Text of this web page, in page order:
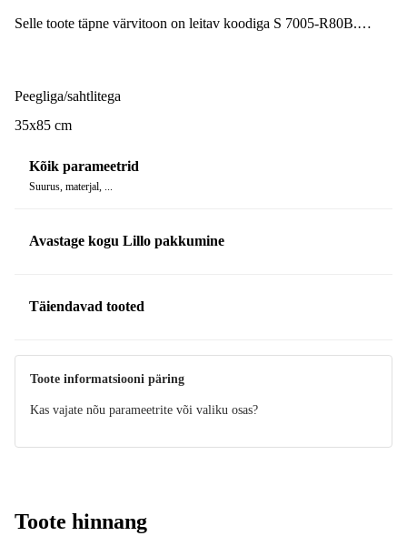
Selle toote täpne värvitoon on leitav koodiga S 7005-R80B.
või sõrmejälgedele.
Peegliga/sahtlitega
35x85 cm
Kõik parameetrid
Suurus, materjal, ...
Avastage kogu Lillo pakkumine
Täiendavad tooted
Toote informatsiooni päring
Kas vajate nõu parameetrite või valiku osas?
Toote hinnang